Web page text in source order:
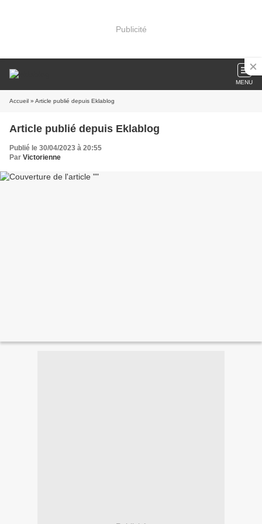
Publicité
MENU
Accueil » Article publié depuis Eklablog
Article publié depuis Eklablog
Publié le 30/04/2023 à 20:55
Par Victorienne